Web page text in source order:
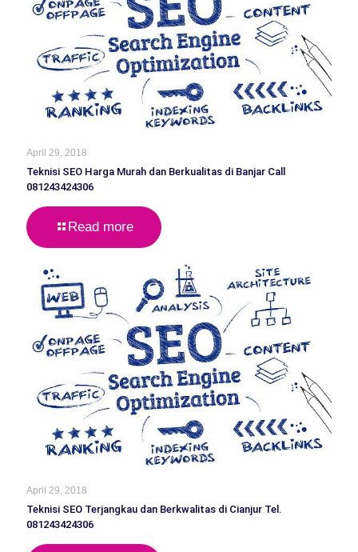
April 29, 2018
Teknisi SEO Harga Murah dan Berkualitas di Banjar Call
081243424306
Read more
April 29, 2018
Teknisi SEO Terjangkau dan Berkwalitas di Cianjur Tel.
081243424306